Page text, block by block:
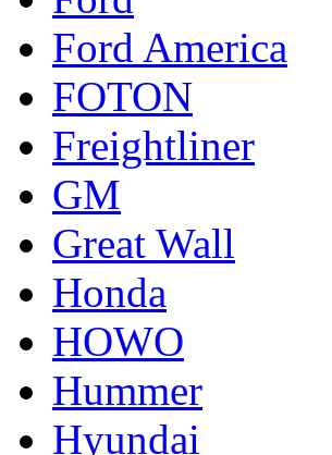
Ford America
FOTON
Freightliner
GM
Great Wall
Honda
HOWO
Hummer
Hyundai